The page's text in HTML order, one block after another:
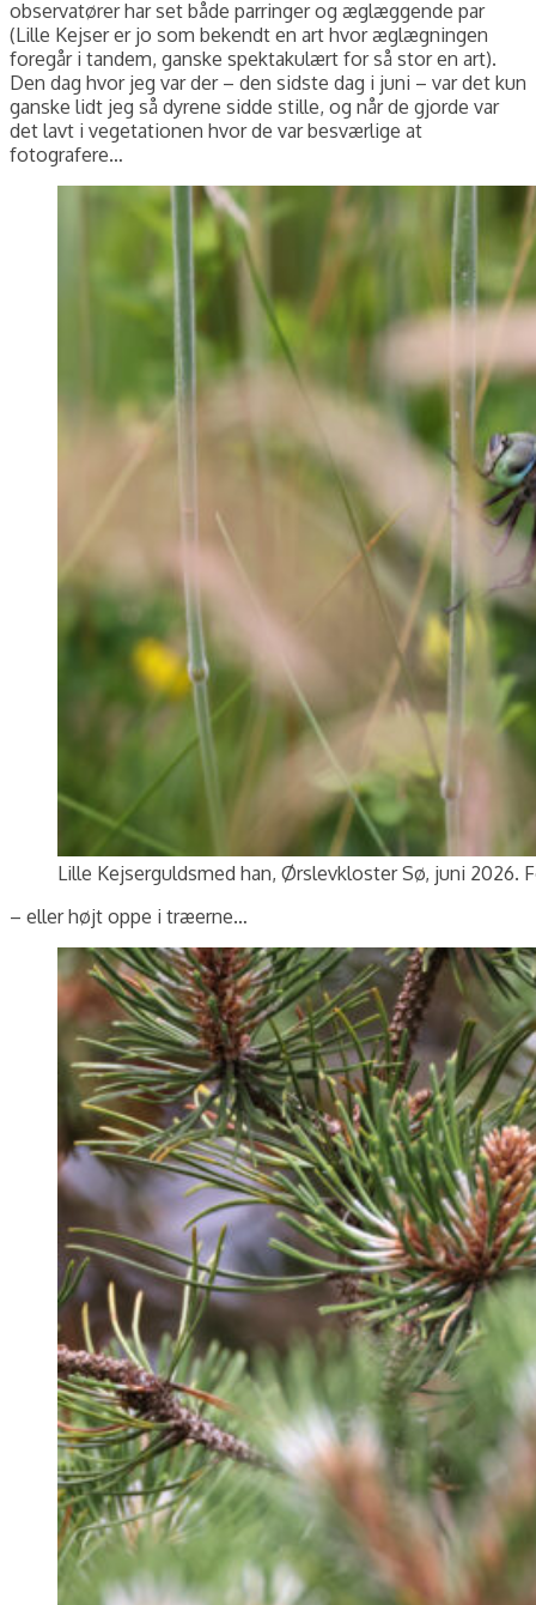
observatører har set både parringer og æglæggende par
(Lille Kejser er jo som bekendt en art hvor æglægningen
foregår i tandem, ganske spektakulært for så stor en art).
Den dag hvor jeg var der – den sidste dag i juni – var det kun
ganske lidt jeg så dyrene sidde stille, og når de gjorde var
det lavt i vegetationen hvor de var besværlige at
fotografere…
Lille Kejserguldsmed han, Ørslevkloster Sø, juni 2026.
– eller højt oppe i træerne…